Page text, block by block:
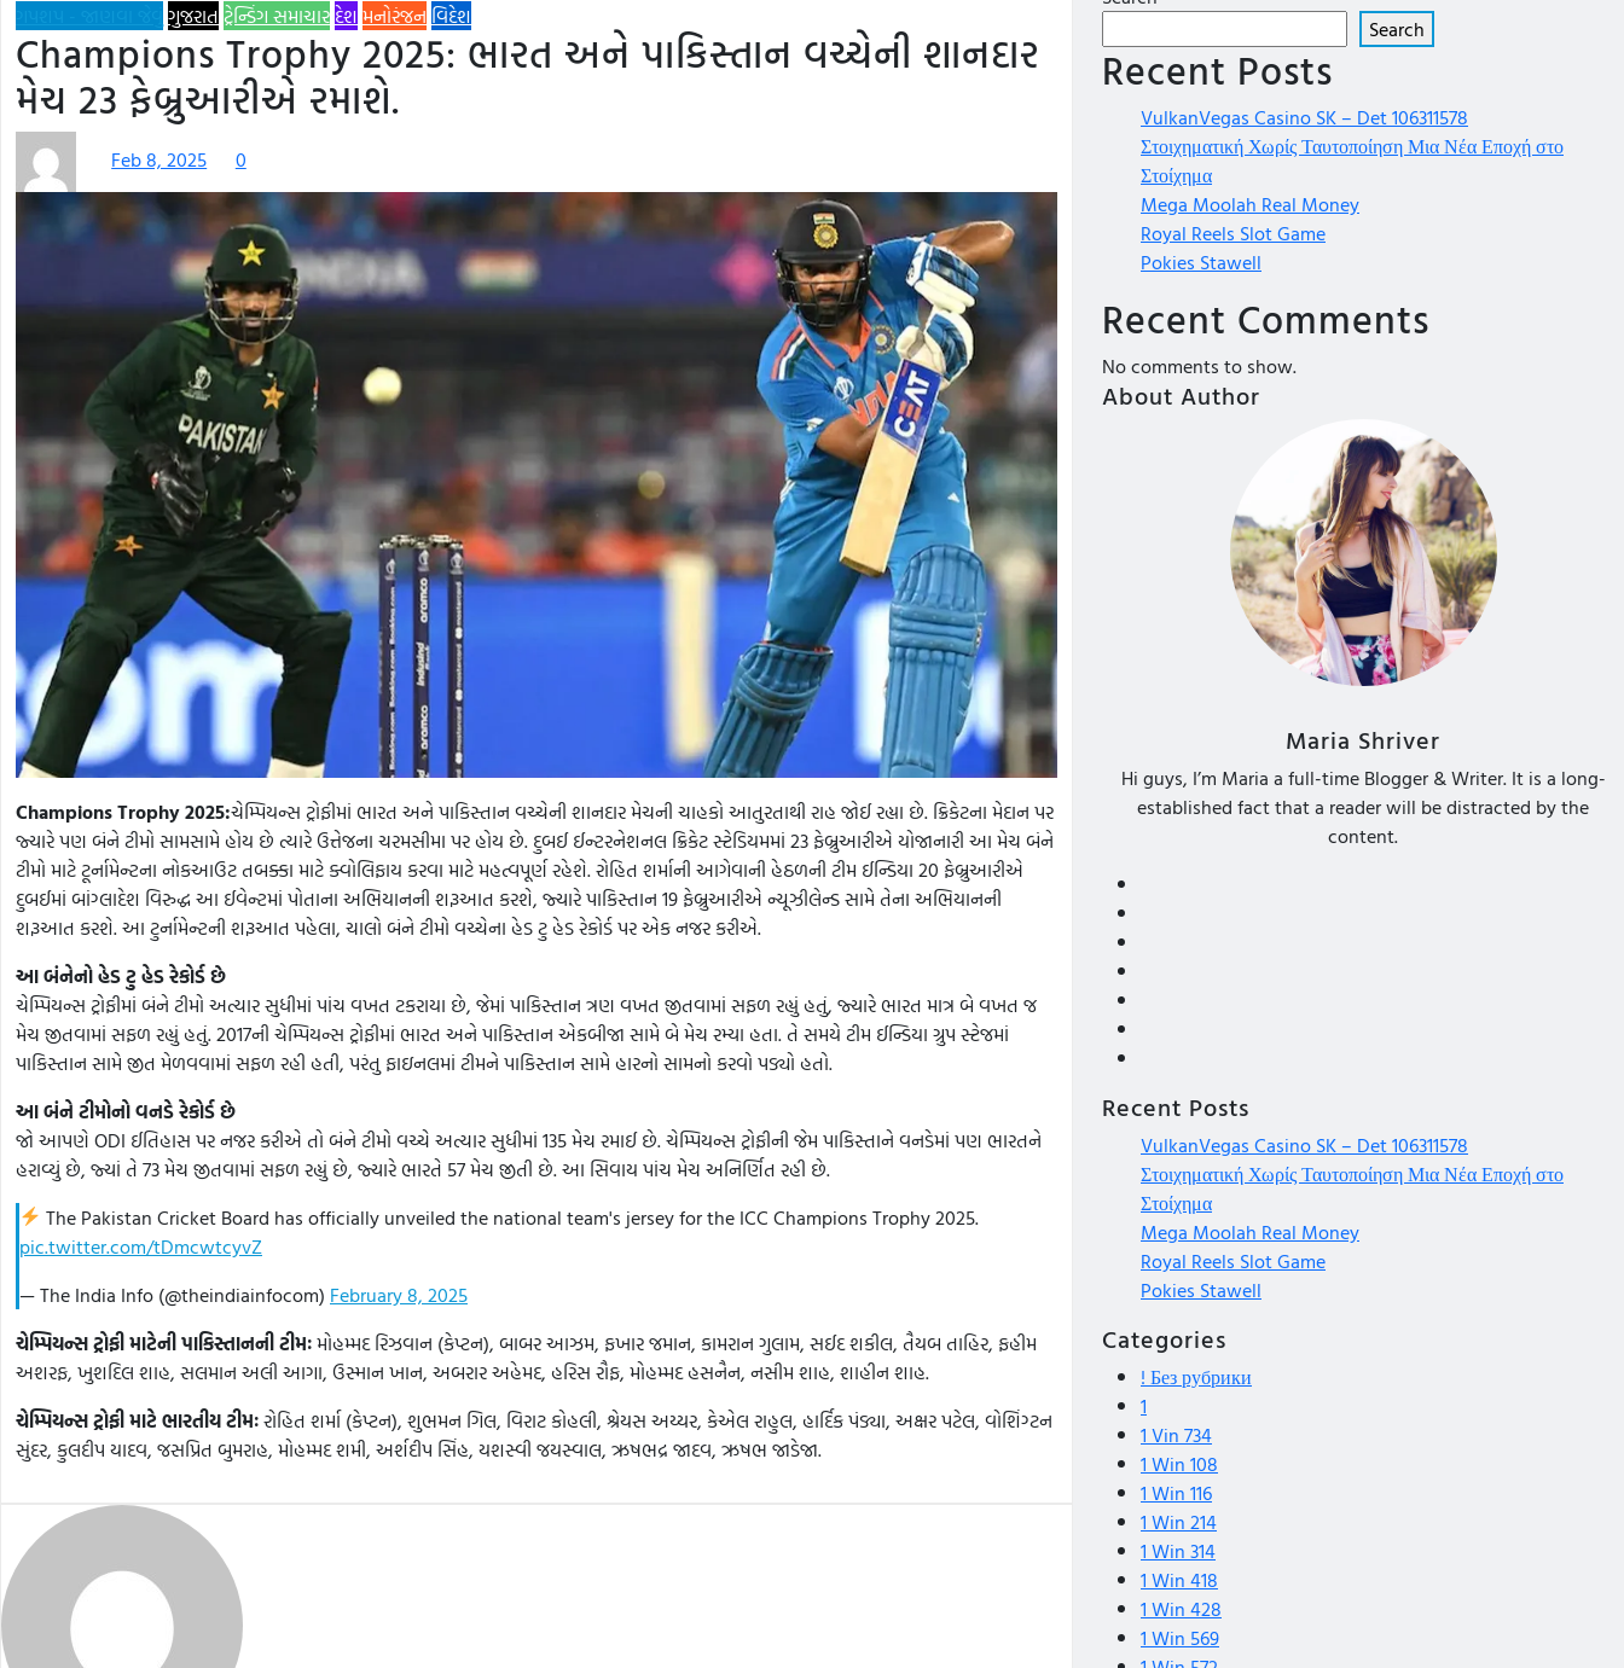
ગુજરાત ટ્રેન્ડિંગ સમાચારદેશ મનોરંજન વિદેશ
Champions Trophy 2025: ભારત અને પાકિસ્તાન વચ્ચેની શાનદાર
મેચ 23 ફેબ્રુઆરીએ રમાશે.
Feb 8, 2025 0
Champions Trophy 2025:ચેમ્પિયન્સ ટ્રોફીમાં ભારત અને પાકિસ્તાન વચ્ચેની શાનદાર મેચની ચાહકો આતુરતાથી રાહ જોઈ રહ્યા છે. ક્રિકેટના મેદાન પર
જ્યારે પણ બંને ટીમો સામસામે હોય છે ત્યારે ઉત્તેજના ચરમસીમા પર હોય છે. દુબઈ ઈન્ટરનેશનલ ક્રિકેટ સ્ટેડિયમમાં 23 ફેબ્રુઆરીએ યોજાનારી આ મેચ બંને
ટીમો માટે ટૂર્નામેન્ટના નોકઆઉટ તબક્કા માટે ક્વોલિફાય કરવા માટે મહત્વપૂર્ણ રહેશે. રોહિત શર્માની આગેવાની હેઠળની ટીમ ઈન્ડિયા 20 ફેબ્રુઆરીએ
દુબઈમાં બાંગ્લાદેશ વિરુદ્ધ આ ઈવેન્ટમાં પોતાના અભિયાનની શરૂઆત કરશે, જ્યારે પાકિસ્તાન 19 ફેબ્રુઆરીએ ન્યૂઝીલેન્ડ સામે તેના અભિયાનની
શરૂઆત કરશે. આ ટુર્નામેન્ટની શરૂઆત પહેલા, ચાલો બંને ટીમો વચ્ચેના હેડ ટુ હેડ રેકોર્ડ પર એક નજર કરીએ.
આ બંનેનો હેડ ટુ હેડ રેકોર્ડ છે
ચેમ્પિયન્સ ટ્રોફીમાં બંને ટીમો અત્યાર સુધીમાં પાંચ વખત ટકરાયા છે, જેમાં પાકિસ્તાન ત્રણ વખત જીતવામાં સફળ રહ્યું હતું, જ્યારે ભારત માત્ર બે વખત જ
મેચ જીતવામાં સફળ રહ્યું હતું. 2017ની ચેમ્પિયન્સ ટ્રોફીમાં ભારત અને પાકિસ્તાન એકબીજા સામે બે મેચ રમ્યા હતા. તે સમયે ટીમ ઈન્ડિયા ગ્રુપ સ્ટેજમાં
પાકિસ્તાન સામે જીત મેળવવામાં સફળ રહી હતી, પરંતુ ફાઇનલમાં ટીમને પાકિસ્તાન સામે હારનો સામનો કરવો પડ્યો હતો.
આ બંને ટીમોનો વનડે રેકોર્ડ છે
જો આપણે ODI ઈતિહાસ પર નજર કરીએ તો બંને ટીમો વચ્ચે અત્યાર સુધીમાં 135 મેચ રમાઈ છે. ચેમ્પિયન્સ ટ્રોફીની જેમ પાકિસ્તાને વનડેમાં પણ ભારતને
હરાવ્યું છે, જ્યાં તે 73 મેચ જીતવામાં સફળ રહ્યું છે, જ્યારે ભારતે 57 મેચ જીતી છે. આ સિવાય પાંચ મેચ અનિર્ણિત રહી છે.
The Pakistan Cricket Board has officially unveiled the national team's jersey for the ICC Champions Trophy 2025.
pic.twitter.com/tDmcwtcyvZ
— The India Info (@theindiainfocom) February 8, 2025
ચેમ્પિયન્સ ટ્રોફી માટેની પાકિસ્તાનની ટીમઃમોહમ્મદ રિઝવાન (કેપ્ટન), બાબર આઝમ, ફખાર જમાન, કામરાન ગુલામ, સઈદ શકીલ, તૈયબ તાહિર, ફહીમ
અશરફ, ખુશદિલ શાહ, સલમાન અલી આગા, ઉસ્માન ખાન, અબરાર અહેમદ, હરિસ રૌફ, મોહમ્મદ હસનૈન, નસીમ શાહ, શાહીન શાહ.
ચેમ્પિયન્સ ટ્રોફી માટે ભારતીય ટીમઃરોહિત શર્મા (કેપ્ટન), શુભમન ગિલ, વિરાટ કોહલી, શ્રેયસ અય્યર, કેએલ રાહુલ, હાર્દિક પંડ્યા, અક્ષર પટેલ, વોશિંગ્ટન
સુંદર, કુલદીપ યાદવ, જસપ્રિત બુમરાહ, મોહમ્મદ શમી, અર્શદીપ સિંહ, યશસ્વી જયસ્વાલ, ઋષભદ્ર જાદવ, ઋષભ જાડેજા.
Search
Recent Posts
VulkanVegas Casino SK – Det 106311578
Στοιχηματική Χωρίς Ταυτοποίηση Μια Νέα Εποχή στο
Στοίχημα
Mega Moolah Real Money
Royal Reels Slot Game
Pokies Stawell
Recent Comments
No comments to show.
About Author
Maria Shriver
Hi guys, I’m Maria a full-time Blogger & Writer. It is a long-
established fact that a reader will be distracted by the
content.
Recent Posts
VulkanVegas Casino SK – Det 106311578
Στοιχηματική Χωρίς Ταυτοποίηση Μια Νέα Εποχή στο
Στοίχημα
Mega Moolah Real Money
Royal Reels Slot Game
Pokies Stawell
Categories
! Без рубрики
1
1 Vin 734
1 Win 108
1 Win 116
1 Win 214
1 Win 314
1 Win 418
1 Win 428
1 Win 569